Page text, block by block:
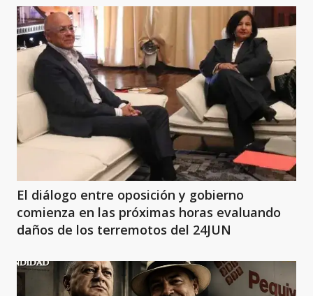
El diálogo entre oposición y gobierno
comienza en las próximas horas evaluando
daños de los terremotos del 24JUN